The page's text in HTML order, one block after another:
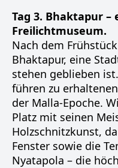
Tag 3. Bhaktapur –
Freilichtmuseum.
Nach dem
Bhaktapur, eine
stehen geblieben
führen zu
der Malla-Epoche.
Platz mit seinen
Holzschnitzkunst,
Fenster sowie die
Nyatapola – die